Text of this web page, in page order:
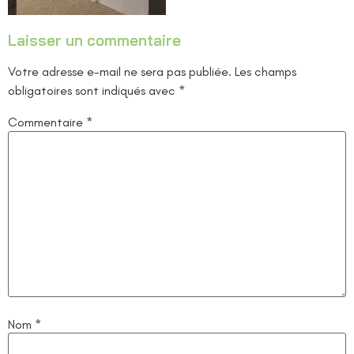
Laisser un commentaire
Votre adresse e-mail ne sera pas publiée. Les champs
obligatoires sont indiqués avec *
Commentaire *
Nom *